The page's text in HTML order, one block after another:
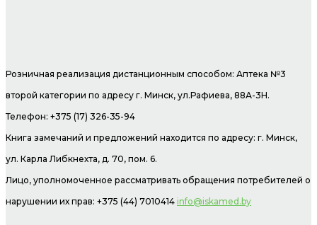
Розничная реализация дистанционным способом: Аптека №3
второй категории по адресу г. Минск, ул.Рафиева, 88А-3Н.
Телефон: +375 (17) 326-35-94
Книга замечаний и предложений находится по адресу: г. Минск,
ул. Карла Либкнехта, д. 70, пом. 6.
Лицо, уполномоченное рассматривать обращения потребителей о
нарушении их прав: +375 (44) 7010414 info@iskamed.by